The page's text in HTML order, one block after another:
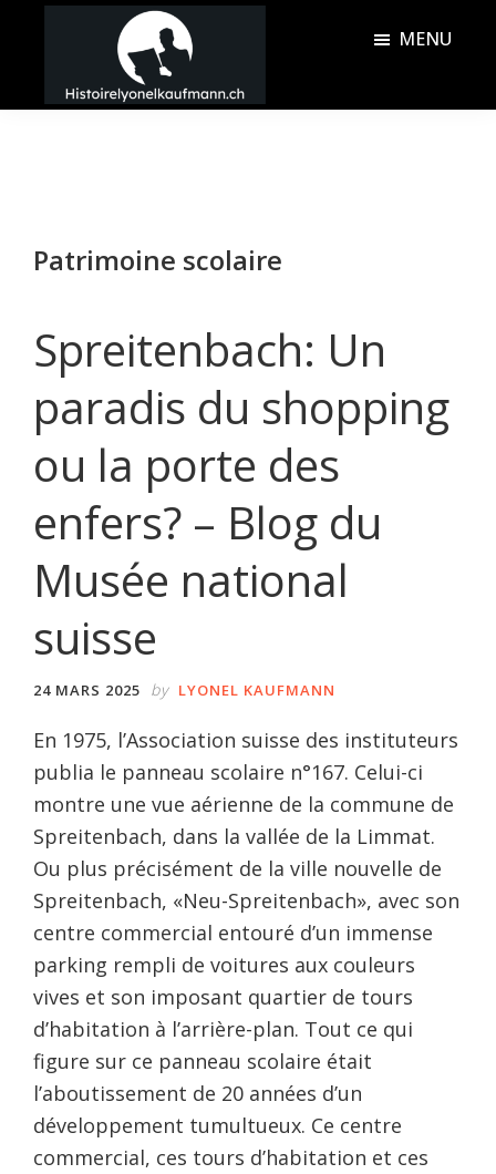
principal
barreHistoire
MENU
Patrimoine scolaire
Spreitenbach: Un
paradis du shopping
ou la porte des
enfers? – Blog du
Musée national
suisse
24 MARS 2025 by LYONEL KAUFMANN
En 1975, l’Association suisse des instituteurs
publia le panneau scolaire n°167. Celui-ci
montre une vue aérienne de la commune de
Spreitenbach, dans la vallée de la Limmat.
Ou plus précisément de la ville nouvelle de
Spreitenbach, «Neu-Spreitenbach», avec son
centre commercial entouré d’un immense
parking rempli de voitures aux couleurs
vives et son imposant quartier de tours
d’habitation à l’arrière-plan. Tout ce qui
figure sur ce panneau scolaire était
l’aboutissement de 20 années d’un
développement tumultueux. Ce centre
commercial, ces tours d’habitation et ces